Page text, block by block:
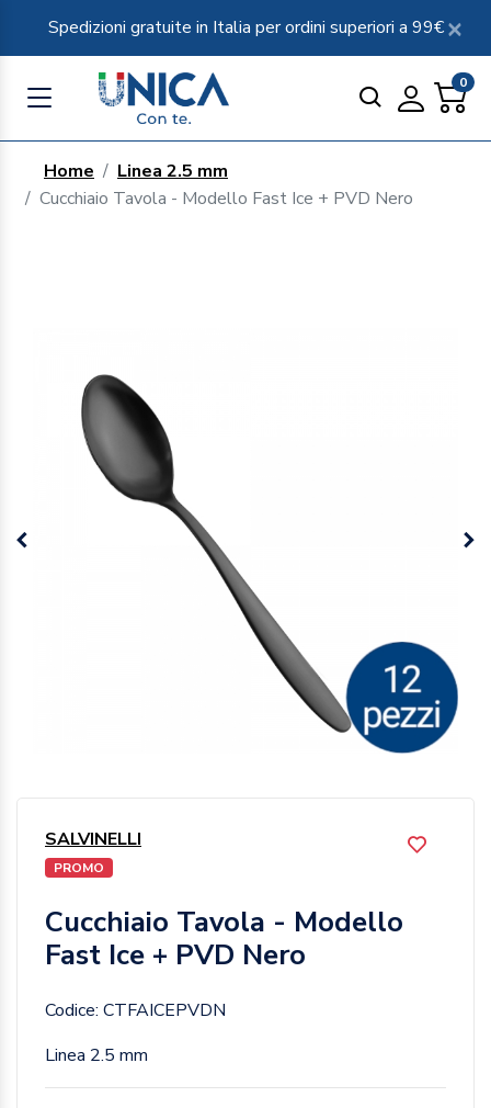
Spedizioni gratuite in Italia per ordini superiori a 99€
0
Home
Linea 2.5 mm
Cucchiaio Tavola - Modello Fast Ice + PVD Nero
SALVINELLI
PROMO
Cucchiaio Tavola - Modello
Fast Ice + PVD Nero
Codice: CTFAICEPVDN
Linea 2.5 mm